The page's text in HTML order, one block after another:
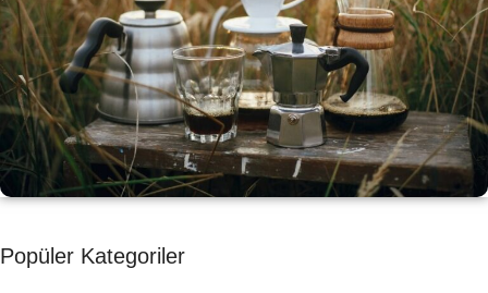
Keşfet
KAHVE KEYFİ
Kahvemizi Denediniz mi ?
Popüler Kategoriler